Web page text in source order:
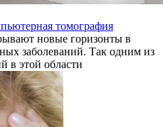
томография
новые горизонты в
заболеваний. Так одним из
в этой области